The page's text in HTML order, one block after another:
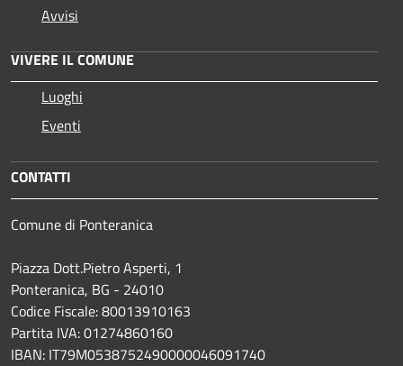
Avvisi
VIVERE IL COMUNE
Luoghi
Eventi
CONTATTI
Comune di Ponteranica
Piazza Dott.Pietro Asperti, 1
Ponteranica, BG - 24010
Codice Fiscale: 80013910163
Partita IVA: 01274860160
IBAN: IT79M0538752490000046091740